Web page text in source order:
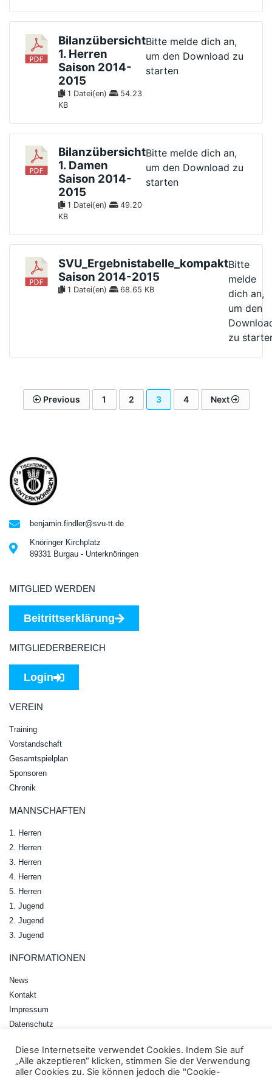
Bilanzübersicht
1. Herren
Saison 2014-
2015
1 Datei(en)
54.23
KB
Bitte melde dich an,
um den Download zu
starten
Bilanzübersicht
1. Damen
Saison 2014-
2015
1 Datei(en)
49.20
KB
Bitte melde dich an,
um den Download zu
starten
SVU_Ergebnistabelle_kompakt
Saison 2014-2015
1 Datei(en) 68.65 KB
Bitte
melde
dich an,
um den
zu
Previous 1 2 3 4 Next
benjamin.findler@svu-tt.de
Knöringer Kirchplatz
89331 Burgau - Unterknöringen
MITGLIED WERDEN
Beitrittserklärung
MITGLIEDERBEREICH
Login
VEREIN
Training
Vorstandschaft
Gesamtspielplan
Sponsoren
Chronik
MANNSCHAFTEN
1. Herren
2. Herren
3. Herren
4. Herren
5. Herren
1. Jugend
2. Jugend
3. Jugend
INFORMATIONEN
News
Kontakt
Impressum
Datenschutz
© 2023 SV Unterknöringen - Abt. Tischtennis
Diese Internetseite verwendet Cookies. Indem Sie auf
„Alle akzeptieren“ klicken, stimmen Sie der Verwendung
aller Cookies zu. Sie können jedoch die "Cookie-